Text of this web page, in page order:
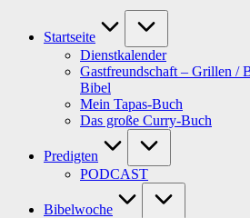
Startseite
Dienstkalender
Gastfreundschaft – Grillen /
Bibel
Mein Tapas-Buch
Das große Curry-Buch
Predigten
PODCAST
Bibelwoche